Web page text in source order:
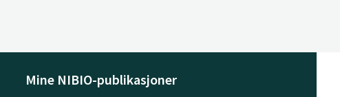
Mine NIBIO-publikasjoner